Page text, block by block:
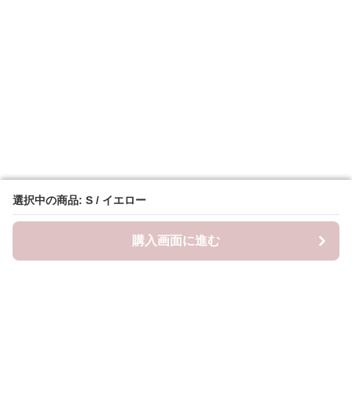
選択中の商品: S / イエロー
購入画面に進む
選択中の商品: S / イエロー
購入画面に進む